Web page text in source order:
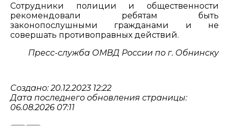
Сотрудники полиции и общественности
рекомендовали ребятам быть
законопослушными гражданами и не
совершать противоправных действий.
Пресс-служба ОМВД России по г. Обнинску
Создано: 20.12.2023 12:22
Дата последнего обновления страницы:
06.08.2026 07:11